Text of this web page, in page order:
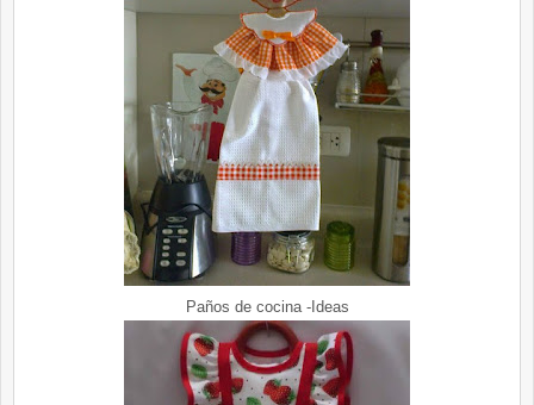
Paños de cocina -Ideas